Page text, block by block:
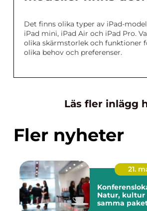
Det finns olika typer av iPad-
iPad mini, iPad Air och iPad Pro.
olika skärmstorlek och funktioner
olika behov och preferenser.
Läs fler inlägg
Fler nyheter
21.
Natur, kultur
samma